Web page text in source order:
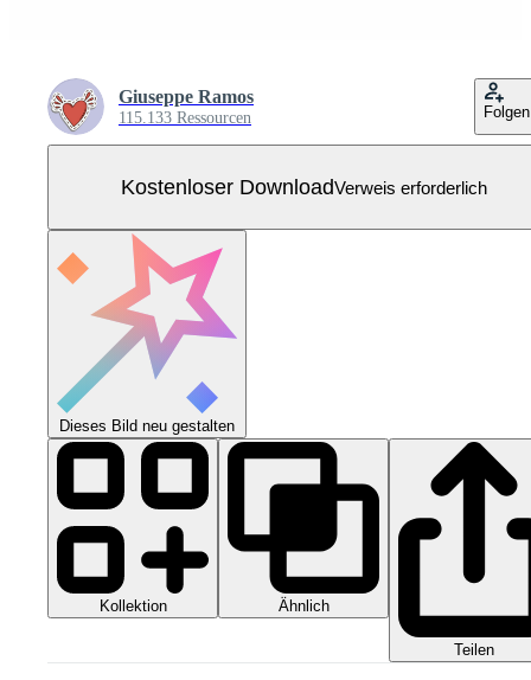
Giuseppe Ramos
115.133 Ressourcen Folgen
Kostenloser DownloadVerweis erforderlich
Dieses Bild neu gestalten
Kollektion Ähnlich
Teilen